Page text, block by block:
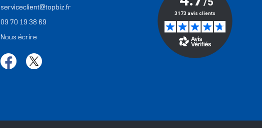
serviceclient@topbiz.fr
09 70 19 38 69
Nous écrire